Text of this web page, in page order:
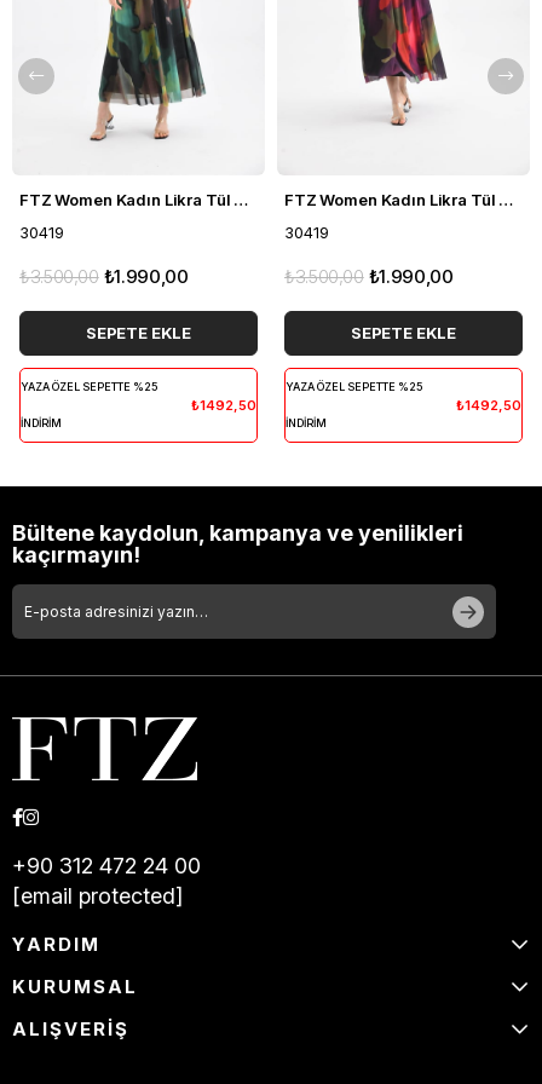
FTZ Women Kadın Likra Tül Takım Yeşil 30419
30419
₺1.990,00
₺3.500,00
SEPETE EKLE
YAZA ÖZEL SEPETTE %25
İNDİRİM
₺1492,50
FTZ Women Kadın Likra Tül Takım Mor 30419
30419
₺1.990,00
₺3.500,00
SEPETE EKLE
YAZA ÖZEL SEPETTE %25
İNDİRİM
₺1492,50
Bültene kaydolun, kampanya ve yenilikleri
kaçırmayın!
+90 312 472 24 00
[email protected]
YARDIM
KURUMSAL
ALIŞVERİŞ